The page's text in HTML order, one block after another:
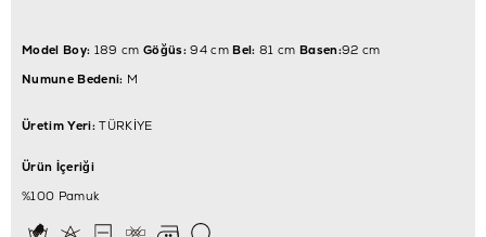
Model Boy: 189 cm Göğüs:94 cmBel: 81 cm Basen:92 cm
Numune Bedeni: M
Üretim Yeri:TÜRKİYE
Ürün İçeriği
%100 Pamuk